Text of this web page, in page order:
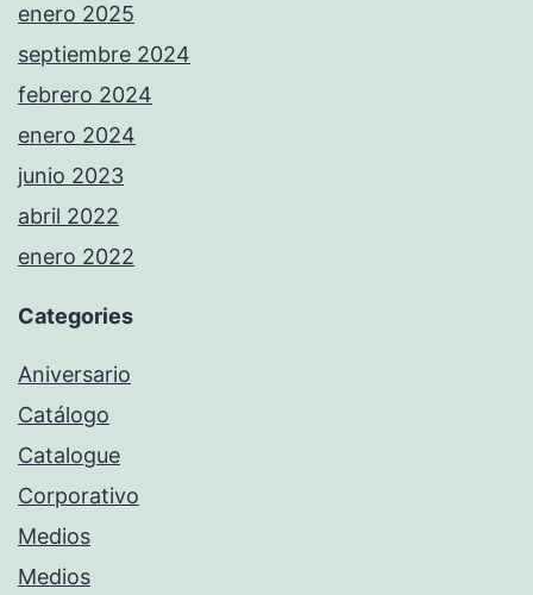
enero 2025
septiembre 2024
febrero 2024
enero 2024
junio 2023
abril 2022
enero 2022
Categories
Aniversario
Catálogo
Catalogue
Corporativo
Medios
Medios